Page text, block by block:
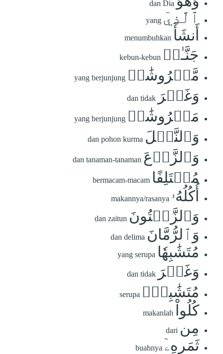
dan Dia
ٱلَّذِيٓ yang
أَنشَأَ menumbuhkan
جَنَّـٰتٖ kebun-kebun
مَّعۡرُوشَٰتٖ yang berjunjung
وَغَيۡرَ dan tidak
مَعۡرُوشَٰتٖ yang berjunjung
وَٱلنَّخۡلَ dan pohon kurma
وَٱلزَّرۡعَ dan tanaman-tanaman
مُخۡتَلِفًا bermacam-macam
أُكُلُهُۥ makannya/rasanya
وَٱلزَّيۡتُونَ dan zaitun
وَٱلرُّمَّانَ dan delima
مُتَشَٰبِهٗا yang serupa
وَغَيۡرَ dan tidak
مُتَشَٰبِهٖۚ serupa
كُلُواْ makanlah
مِن dari
ثَمَرِهِۦٓ buahnya